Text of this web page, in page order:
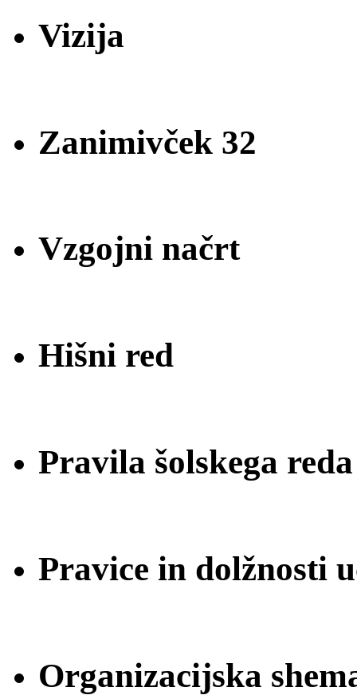
Vizija
Zanimivček 32
Vzgojni načrt
Hišni red
Pravila šolskega reda
Pravice in dolžnosti
Organizacijska